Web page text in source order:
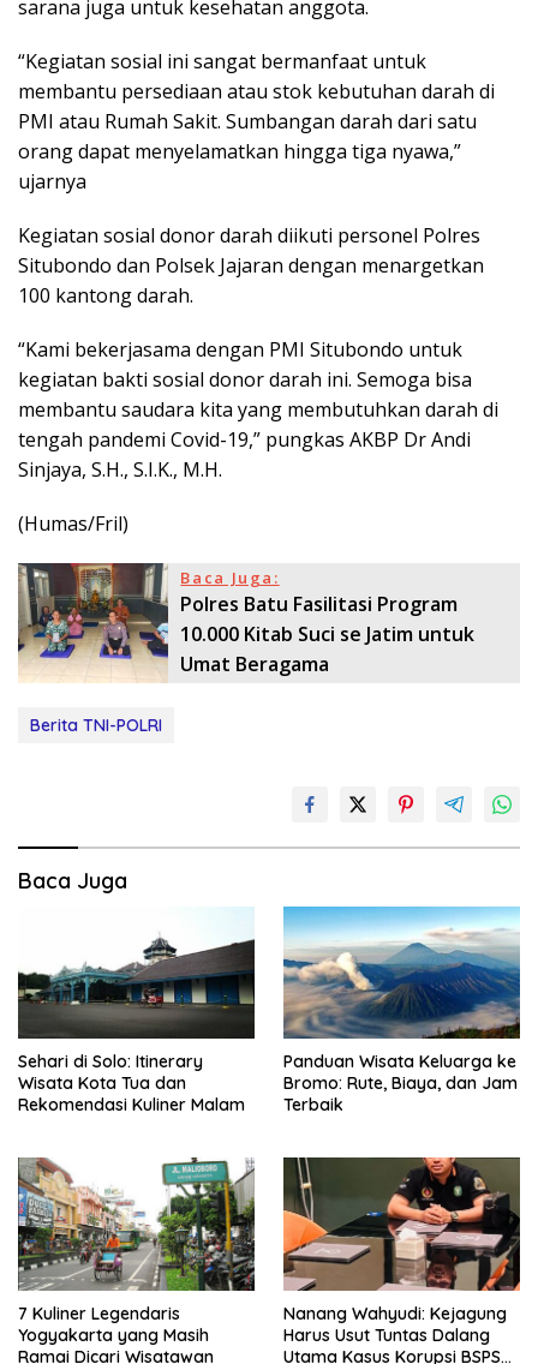
sarana juga untuk kesehatan anggota.
“Kegiatan sosial ini sangat bermanfaat untuk
membantu persediaan atau stok kebutuhan darah di
PMI atau Rumah Sakit. Sumbangan darah dari satu
orang dapat menyelamatkan hingga tiga nyawa,”
ujarnya
Kegiatan sosial donor darah diikuti personel Polres
Situbondo dan Polsek Jajaran dengan menargetkan
100 kantong darah.
“Kami bekerjasama dengan PMI Situbondo untuk
kegiatan bakti sosial donor darah ini. Semoga bisa
membantu saudara kita yang membutuhkan darah di
tengah pandemi Covid-19,” pungkas AKBP Dr Andi
Sinjaya, S.H., S.I.K., M.H.
(Humas/Fril)
Baca Juga:
Polres Batu Fasilitasi Program
10.000 Kitab Suci se Jatim untuk
Umat Beragama
Berita TNI-POLRI
Baca Juga
Sehari di Solo: Itinerary
Wisata Kota Tua dan
Rekomendasi Kuliner Malam
Panduan Wisata Keluarga ke
Bromo: Rute, Biaya, dan Jam
Terbaik
7 Kuliner Legendaris
Yogyakarta yang Masih
Ramai Dicari Wisatawan
Nanang Wahyudi: Kejagung
Harus Usut Tuntas Dalang
Utama Kasus Korupsi BSPS